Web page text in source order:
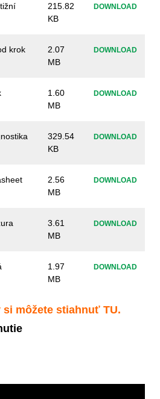
215.82
KB
DOWNLOAD
krok
2.07
MB
DOWNLOAD
1.60
MB
DOWNLOAD
329.54
KB
DOWNLOAD
2.56
MB
DOWNLOAD
3.61
MB
DOWNLOAD
1.97
MB
DOWNLOAD
si môžete stiahnuť TU.